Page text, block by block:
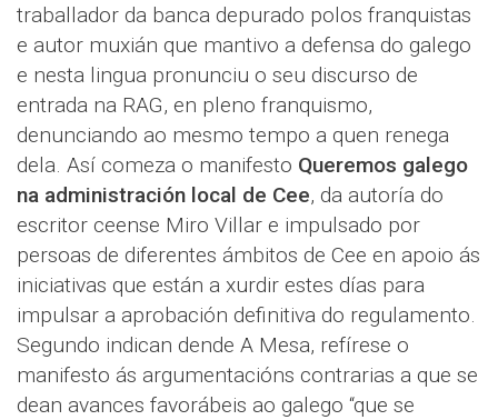
traballador da banca depurado polos franquistas
e autor muxián que mantivo a defensa do galego
e nesta lingua pronunciu o seu discurso de
entrada na RAG, en pleno franquismo,
denunciando ao mesmo tempo a quen renega
dela. Así comeza o manifesto Queremos galego
na administración local de Cee, da autoría do
escritor ceense Miro Villar e impulsado por
persoas de diferentes ámbitos de Cee en apoio ás
iniciativas que están a xurdir estes días para
impulsar a aprobación definitiva do regulamento.
Segundo indican dende A Mesa, refírese o
manifesto ás argumentacións contrarias a que se
dean avances favorábeis ao galego “que se